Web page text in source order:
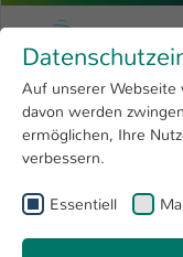
Research
University
International
Skip to main content
University of
You are here:
Fachbereich
Auf unserer Webseite
davon werden
ermöglichen, Ihre
verbessern.
Essentiell